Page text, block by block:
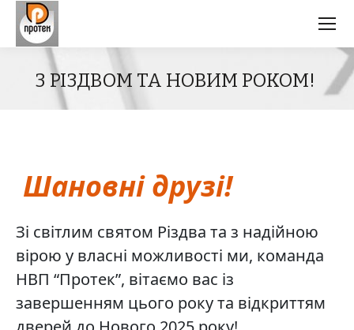
З РІЗДВОМ ТА НОВИМ РОКОМ!
Шановні друзі!
Зі світлим святом Різдва та з надійною
вірою у власні можливості ми, команда
НВП “Протек”, вітаємо вас із
завершенням цього року та відкриттям